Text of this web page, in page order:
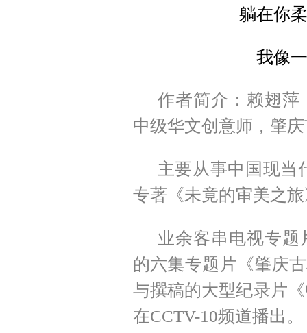
躺在你
我像
作者简介：赖翅萍
中级华文创意师，肇
主要从事中国现当
专著《未竟的审美之
业余客串电视专
的六集专题片《肇庆
与撰稿的大型纪录片
在CCTV-10频道播出。